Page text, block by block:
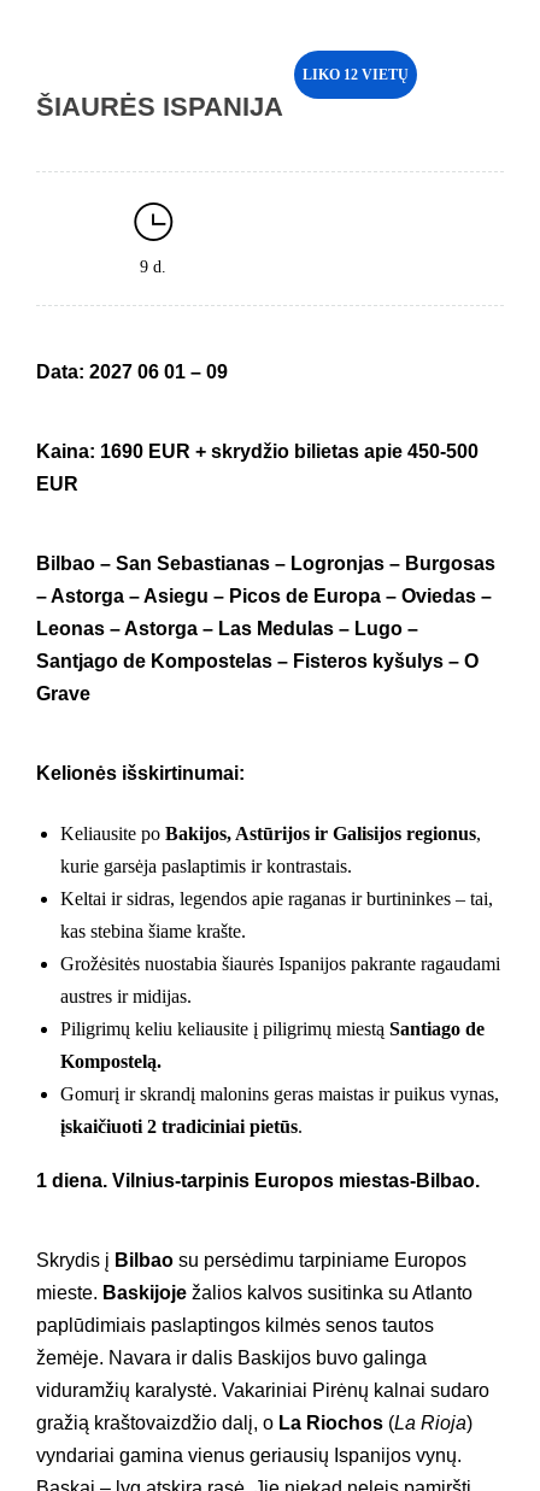
ŠIAURĖS ISPANIJA
LIKO 12 VIETŲ
9 d.
Data: 2027 06 01 – 09
Kaina: 1690 EUR + skrydžio bilietas apie 450-500
EUR
Bilbao – San Sebastianas – Logronjas – Burgosas
– Astorga – Asiegu – Picos de Europa – Oviedas –
Leonas – Astorga – Las Medulas – Lugo –
Santjago de Kompostelas – Fisteros kyšulys – O
Grave
Kelionės išskirtinumai:
Keliausite po Bakijos, Astūrijos ir Galisijos regionus,
kurie garsėja paslaptimis ir kontrastais.
Keltai ir sidras, legendos apie raganas ir burtininkes – tai,
kas stebina šiame krašte.
Grožėsitės nuostabia šiaurės Ispanijos pakrante ragaudami
austres ir midijas.
Piligrimų keliu keliausite į piligrimų miestą Santiago de
Kompostelą.
Gomurį ir skrandį malonins geras maistas ir puikus vynas,
įskaičiuoti 2 tradiciniai pietūs.
1 diena. Vilnius-tarpinis Europos miestas-Bilbao.
Skrydis į Bilbao su persėdimu tarpiniame Europos
mieste. Baskijoje žalios kalvos susitinka su Atlanto
paplūdimiais paslaptingos kilmės senos tautos
žemėje. Navara ir dalis Baskijos buvo galinga
viduramžių karalystė. Vakariniai Pirėnų kalnai sudaro
gražią kraštovaizdžio dalį, o La Riochos (La Rioja)
vyndariai gamina vienus geriausių Ispanijos vynų.